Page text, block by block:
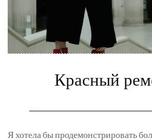
Красный
Я хотела бы продемонстрировать